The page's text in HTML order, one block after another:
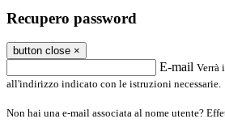
Recupero password
button close ×
E-mail Verrà
all'indirizzo indicato con le istruzioni necessarie.
Non hai una e-mail associata al nome utente?